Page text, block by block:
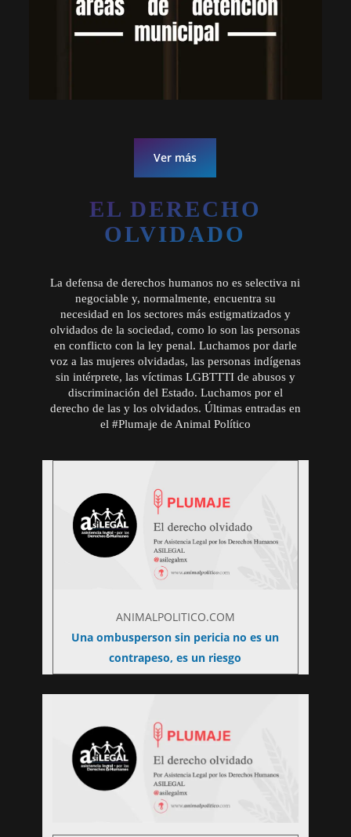
Ver más
EL DERECHO
OLVIDADO
La defensa de derechos humanos no es selectiva ni
negociable y, normalmente, encuentra su
necesidad en los sectores más estigmatizados y
olvidados de la sociedad, como lo son las personas
en conflicto con la ley penal. Luchamos por darle
voz a las mujeres olvidadas, las personas indígenas
sin intérprete, las víctimas LGBTTTI de abusos y
discriminación del Estado. Luchamos por el
derecho de las y los olvidados. Últimas entradas en
el #Plumaje de Animal Político
ANIMALPOLITICO.COM
Una ombusperson sin pericia no es un
contrapeso, es un riesgo